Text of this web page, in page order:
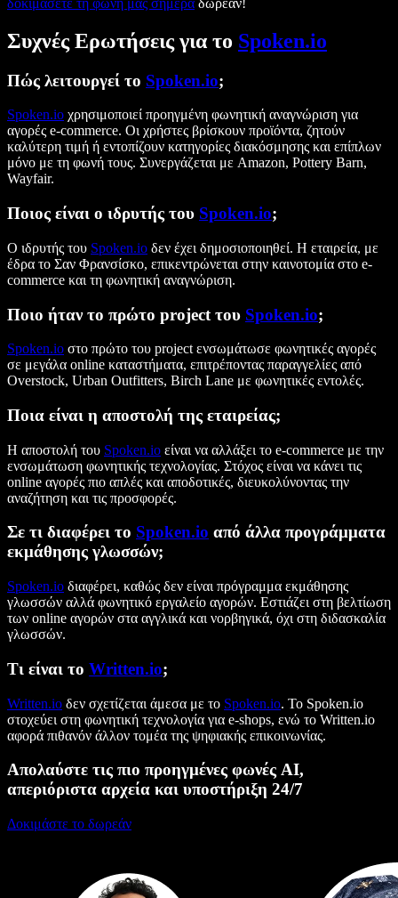
Συχνές Ερωτήσεις για το Spoken.io
Πώς λειτουργεί το Spoken.io;
Spoken.io χρησιμοποιεί προηγμένη φωνητική αναγνώριση για
αγορές e-commerce. Οι χρήστες βρίσκουν προϊόντα, ζητούν
καλύτερη τιμή ή εντοπίζουν κατηγορίες διακόσμησης και επίπλων
μόνο με τη φωνή τους. Συνεργάζεται με Amazon, Pottery Barn,
Wayfair.
Ποιος είναι ο ιδρυτής του Spoken.io;
Ο ιδρυτής του Spoken.io δεν έχει δημοσιοποιηθεί. Η εταιρεία, με
έδρα το Σαν Φρανσίσκο, επικεντρώνεται στην καινοτομία στο e-
commerce και τη φωνητική αναγνώριση.
Ποιο ήταν το πρώτο project του Spoken.io;
Spoken.io στο πρώτο του project ενσωμάτωσε φωνητικές αγορές
σε μεγάλα online καταστήματα, επιτρέποντας παραγγελίες από
Overstock, Urban Outfitters, Birch Lane με φωνητικές εντολές.
Ποια είναι η αποστολή της εταιρείας;
Η αποστολή του Spoken.io είναι να αλλάξει το e-commerce με την
ενσωμάτωση φωνητικής τεχνολογίας. Στόχος είναι να κάνει τις
online αγορές πιο απλές και αποδοτικές, διευκολύνοντας την
αναζήτηση και τις προσφορές.
Σε τι διαφέρει το Spoken.io από άλλα προγράμματα
εκμάθησης γλωσσών;
Spoken.io διαφέρει, καθώς δεν είναι πρόγραμμα εκμάθησης
γλωσσών αλλά φωνητικό εργαλείο αγορών. Εστιάζει στη βελτίωση
των online αγορών στα αγγλικά και νορβηγικά, όχι στη διδασκαλία
γλωσσών.
Τι είναι το Written.io;
Written.io δεν σχετίζεται άμεσα με το Spoken.io. Το Spoken.io
στοχεύει στη φωνητική τεχνολογία για e-shops, ενώ το Written.io
αφορά πιθανόν άλλον τομέα της ψηφιακής επικοινωνίας.
Απολαύστε τις πιο προηγμένες φωνές AI,
απεριόριστα αρχεία και υποστήριξη 24/7
Δοκιμάστε το δωρεάν